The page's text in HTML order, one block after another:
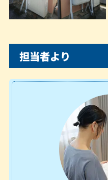
担当者より